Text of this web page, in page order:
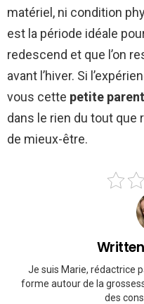
matériel, ni condition
est la période idéale
redescend et que l’on
avant l’hiver. Si
vous cette petite
dans le rien du tout que
de mieux-être.
Je suis Marie, rédactrice
forme autour de la
des